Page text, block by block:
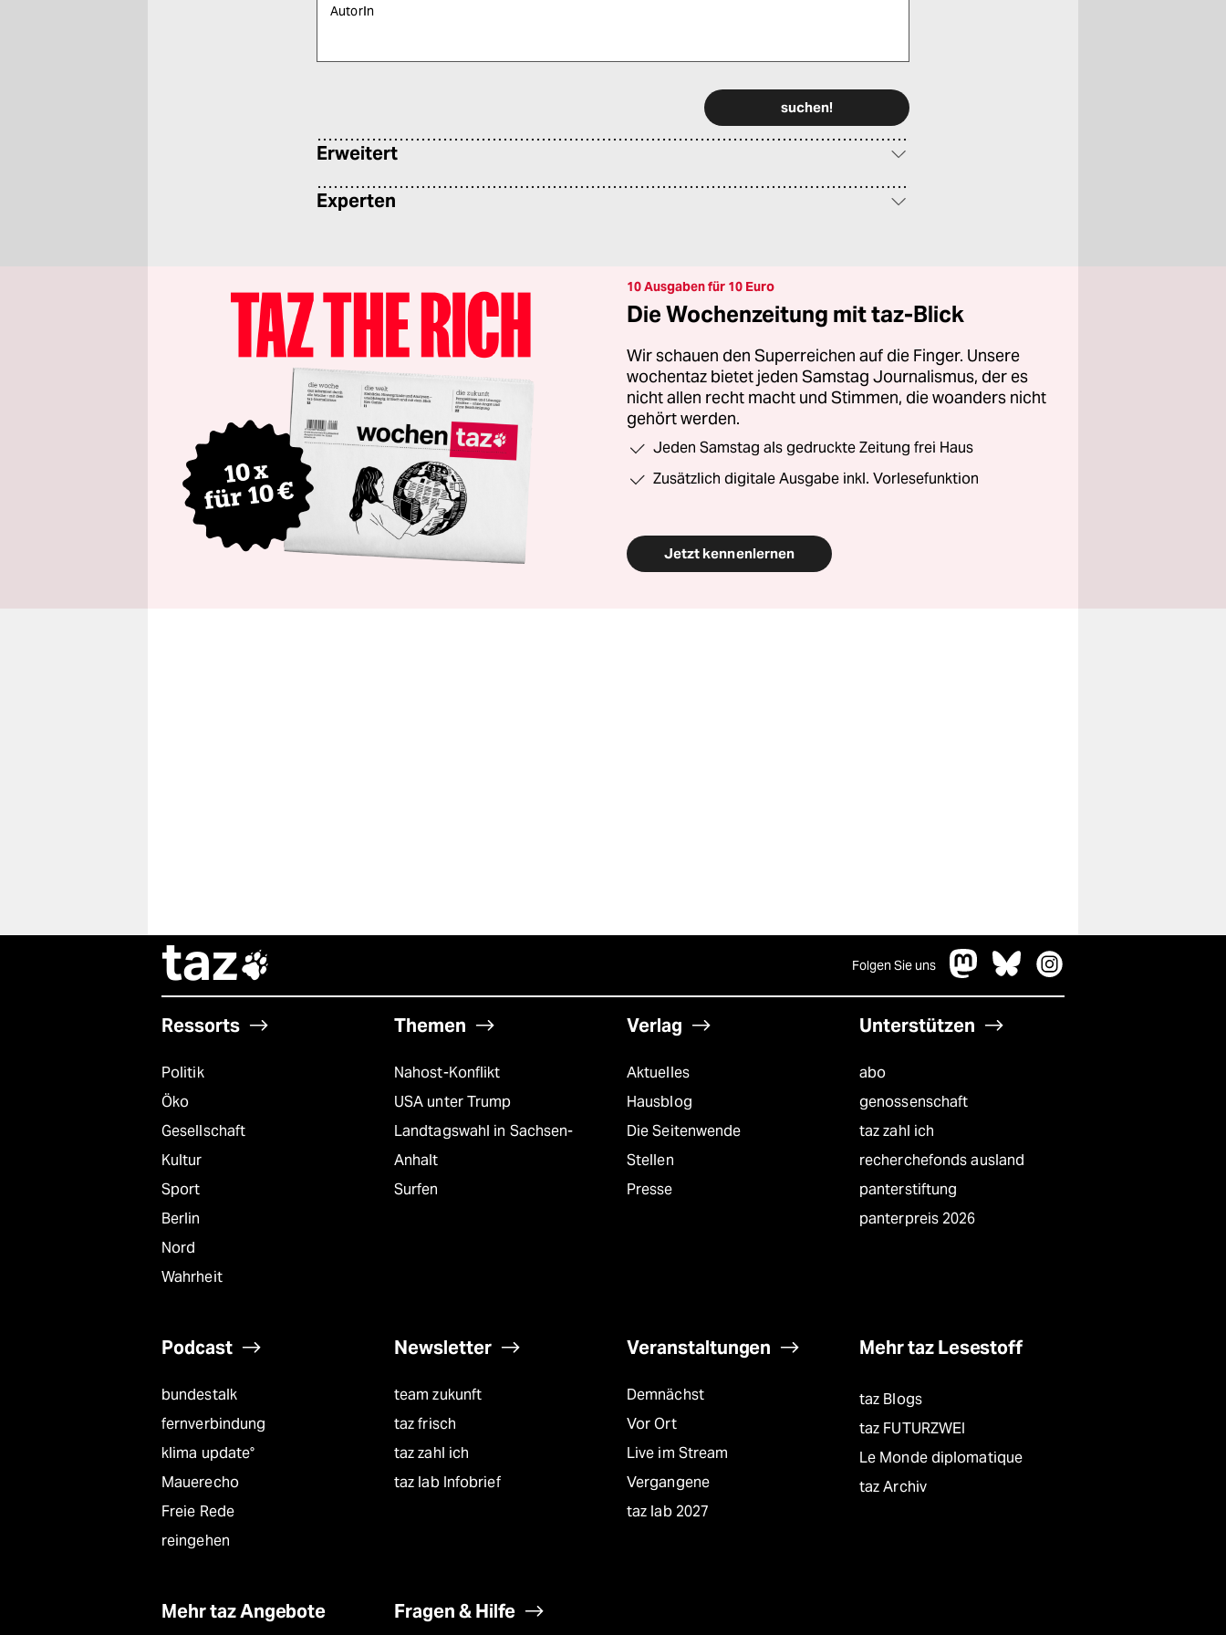
AutorIn
Erweitert
Experten
10 Ausgaben für 10 Euro
Die Wochenzeitung mit taz-Blick
Wir schauen den Superreichen auf die Finger. Unsere
wochentaz bietet jeden Samstag Journalismus, der es
nicht allen recht macht und Stimmen, die woanders nicht
gehört werden.
Jeden Samstag als gedruckte Zeitung frei Haus
Zusätzlich digitale Ausgabe inkl. Vorlesefunktion
Jetzt kennenlernen
taz Folgen Sie uns
Ressorts
Politik
Öko
Gesellschaft
Kultur
Sport
Berlin
Nord
Wahrheit
Themen
Nahost-Konflikt
USA unter Trump
Landtagswahl in Sachsen-
Anhalt
Surfen
Verlag
Aktuelles
Hausblog
Die Seitenwende
Stellen
Presse
Unterstützen
abo
genossenschaft
taz zahl ich
recherchefonds ausland
panterstiftung
panterpreis 2026
Podcast
bundestalk
fernverbindung
klima update°
Mauerecho
Freie Rede
reingehen
Newsletter
team zukunft
taz frisch
taz zahl ich
taz lab Infobrief
Veranstaltungen
Demnächst
Vor Ort
Live im Stream
Vergangene
taz lab 2027
Mehr taz Lesestoff
taz Blogs
taz FUTURZWEI
Le Monde diplomatique
taz Archiv
Mehr taz Angebote Fragen & Hilfe